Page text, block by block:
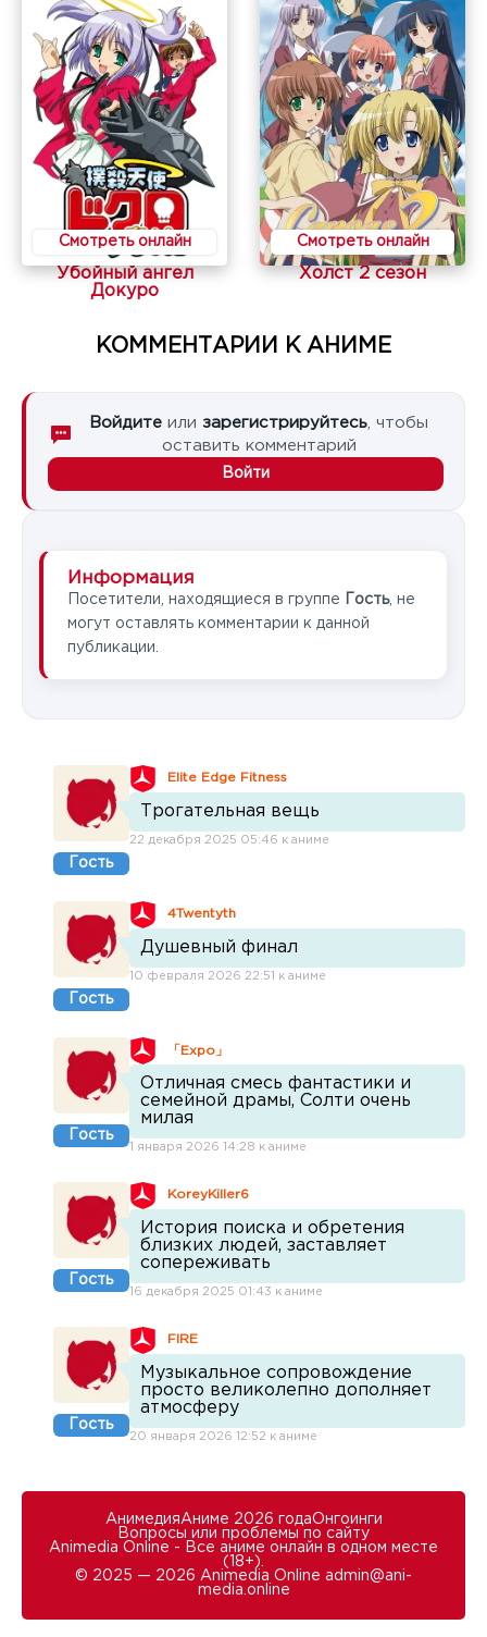
Смотреть онлайн
Убойный ангел
Докуро
Смотреть онлайн
Холст 2 сезон
КОММЕНТАРИИ К АНИМЕ
Войдите или зарегистрируйтесь , чтобы
оставить комментарий
Войти
Информация
Посетители, находящиеся в группе Гость, не
могут оставлять комментарии к данной
публикации.
Гость
Elite Edge Fitness
Трогательная вещь
22 декабря 2025 05:46 к аниме
Гость
4Twentyth
Душевный финал
10 февраля 2026 22:51 к аниме
Гость
「Expo」
Отличная смесь фантастики и
семейной драмы, Солти очень
милая
1 января 2026 14:28 к аниме
Гость
KoreyKiller6
История поиска и обретения
близких людей, заставляет
сопереживать
16 декабря 2025 01:43 к аниме
Гость
FIRE
Музыкальное сопровождение
просто великолепно дополняет
атмосферу
20 января 2026 12:52 к аниме
АнимедияАниме 2026 годаОнгоинги
Вопросы или проблемы по сайту
Animedia Online - Все аниме онлайн в одном месте
(18+).
© 2025 — 2026 Animedia Online admin@ani-
media.online